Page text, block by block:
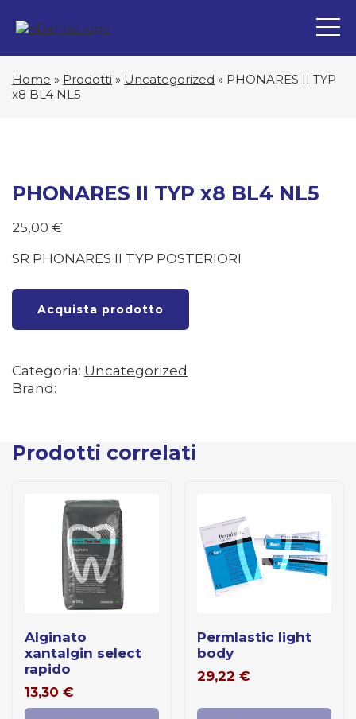
Home » Prodotti » Uncategorized » PHONARES II TYP
x8 BL4 NL5
PHONARES II TYP x8 BL4 NL5
25,00 €
SR PHONARES II TYP POSTERIORI
Acquista prodotto
Categoria: Uncategorized
Brand:
Prodotti correlati
alginato
xantalgin select
rapido
13,30 €
permlastic light
body
29,22 €